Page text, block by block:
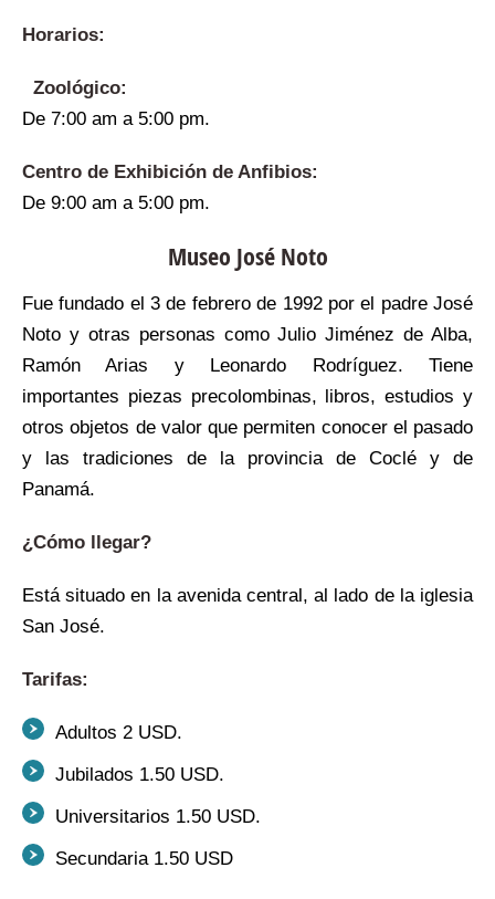
Horarios:
Zoológico:
De 7:00 am a 5:00 pm.
Centro de Exhibición de Anfibios:
De 9:00 am a 5:00 pm.
Museo José Noto
Fue fundado el 3 de febrero de 1992 por el padre José
Noto y otras personas como Julio Jiménez de Alba,
Ramón Arias y Leonardo Rodríguez. Tiene
importantes piezas precolombinas, libros, estudios y
otros objetos de valor que permiten conocer el pasado
y las tradiciones de la provincia de Coclé y de
Panamá.
¿Cómo llegar?
Está situado en la avenida central, al lado de la iglesia
San José.
Tarifas:
Adultos 2 USD.
Jubilados 1.50 USD.
Universitarios 1.50 USD.
Secundaria 1.50 USD